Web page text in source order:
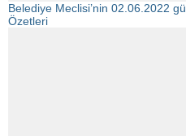
Belediye Meclisi’nin 02.06.2022
Özetleri